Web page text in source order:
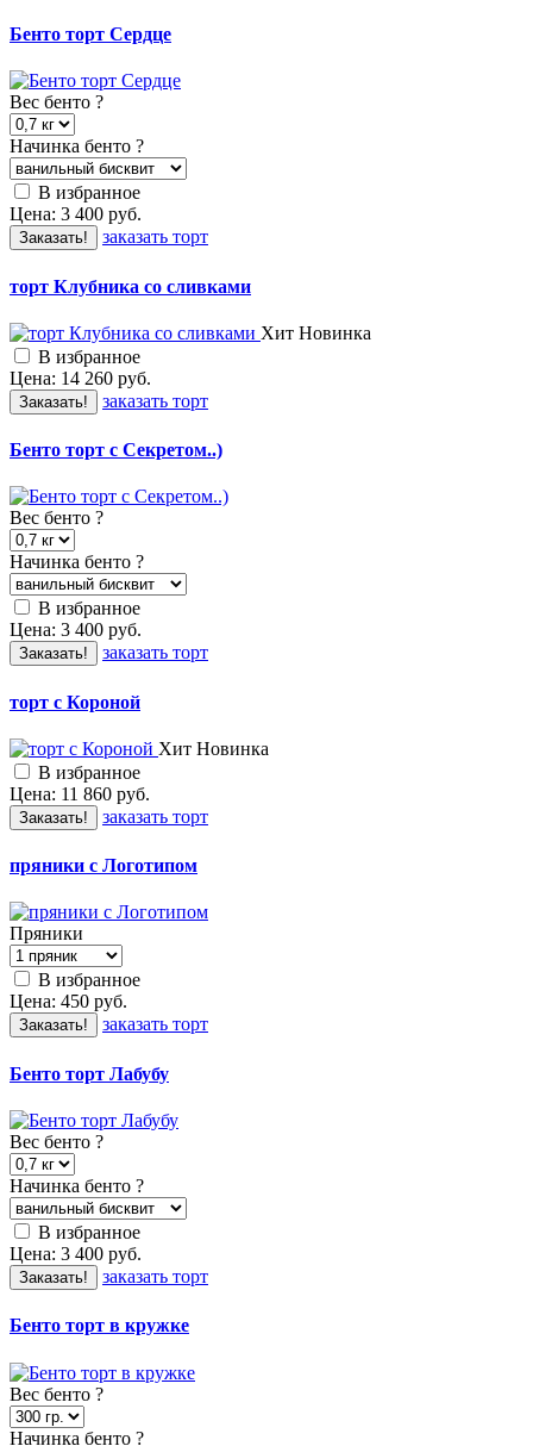
Бенто торт Сердце
Вес бенто ?
Начинка бенто ?
В избранное
Цена: 3 400 руб.
Заказать! заказать торт
торт Клубника со сливками
Хит Новинка
В избранное
Цена: 14 260 руб.
Заказать! заказать торт
Бенто торт с Секретом..)
Вес бенто ?
Начинка бенто ?
В избранное
Цена: 3 400 руб.
Заказать! заказать торт
торт с Короной
Хит Новинка
В избранное
Цена: 11 860 руб.
Заказать! заказать торт
пряники с Логотипом
Пряники
В избранное
Цена: 450 руб.
Заказать! заказать торт
Бенто торт Лабубу
Вес бенто ?
Начинка бенто ?
В избранное
Цена: 3 400 руб.
Заказать! заказать торт
Бенто торт в кружке
Вес бенто ?
Начинка бенто ?